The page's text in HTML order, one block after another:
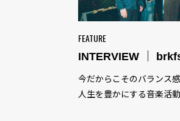
FEATURE
INTERVIEW ｜
今だからこそのバランス感
人生を豊かにする音楽活